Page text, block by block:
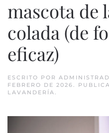
mascota de
colada (de
eficaz)
ESCRITO POR
FEBRERO DE 2026.
LAVANDERÍA.